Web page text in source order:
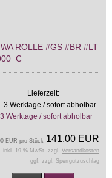
ROLLE #GS #BR #LT
Lieferzeit:
Werktage / sofort abholbar
141,00 EUR
EUR pro Stück
inkl. 19 % MwSt. zzgl. Versandkosten
ggf. zzgl. Sperrgutzuschlag